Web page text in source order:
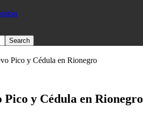
Pico y Cédula en Rionegro
Pico y Cédula en Rionegro